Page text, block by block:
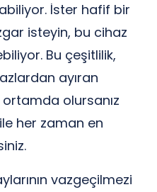
İster hafif bir
isteyin, bu cihaz
Bu çeşitlilik,
ayıran
olursanız
her zaman en
vazgeçilmezi